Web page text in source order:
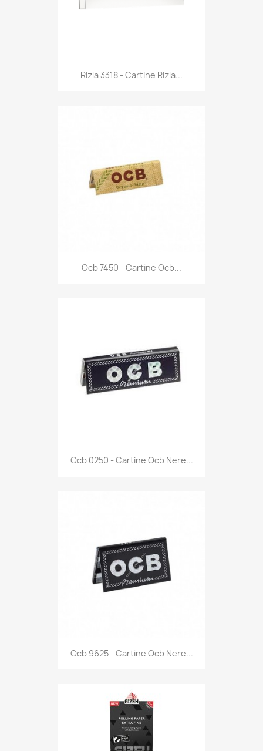
Anteprima
Rizla 3318 - Cartine Rizla...
Anteprima
Ocb 7450 - Cartine Ocb...
Anteprima
Ocb 0250 - Cartine Ocb Nere...
Anteprima
Ocb 9625 - Cartine Ocb Nere...